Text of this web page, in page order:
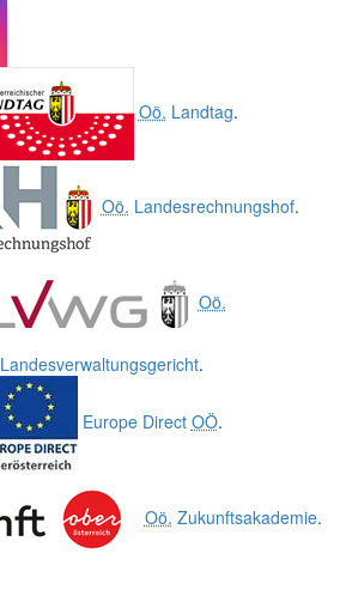
Oö. Landtag.
Oö. Landesrechnungshof.
Oö.
Landesverwaltungsgericht.
Europe Direct OÖ.
Oö. Zukunftsakademie.